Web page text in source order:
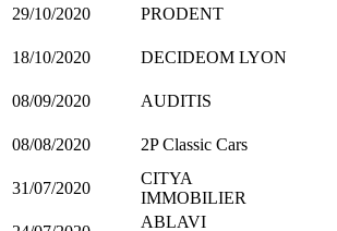
29/10/2020 PRODENT
18/10/2020 DECIDEOM LYON
08/09/2020 AUDITIS
08/08/2020 2P Classic Cars
31/07/2020
CITYA
IMMOBILIER
ABLAVI